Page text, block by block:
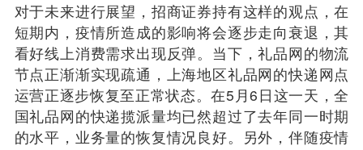
对于未来进行展望，招商证券持有这样的观点，在
短期内，疫情所造成的影响将会逐步走向衰退，其
看好线上消费需求出现反弹。当下，礼品网的物流
节点正渐渐实现疏通，上海地区礼品网的快递网点
运营正逐步恢复至正常状态。在5月6日这一天，全
国礼品网的快递揽派量均已然超过了去年同一时期
的水平，业务量的恢复情况良好。另外，伴随疫情